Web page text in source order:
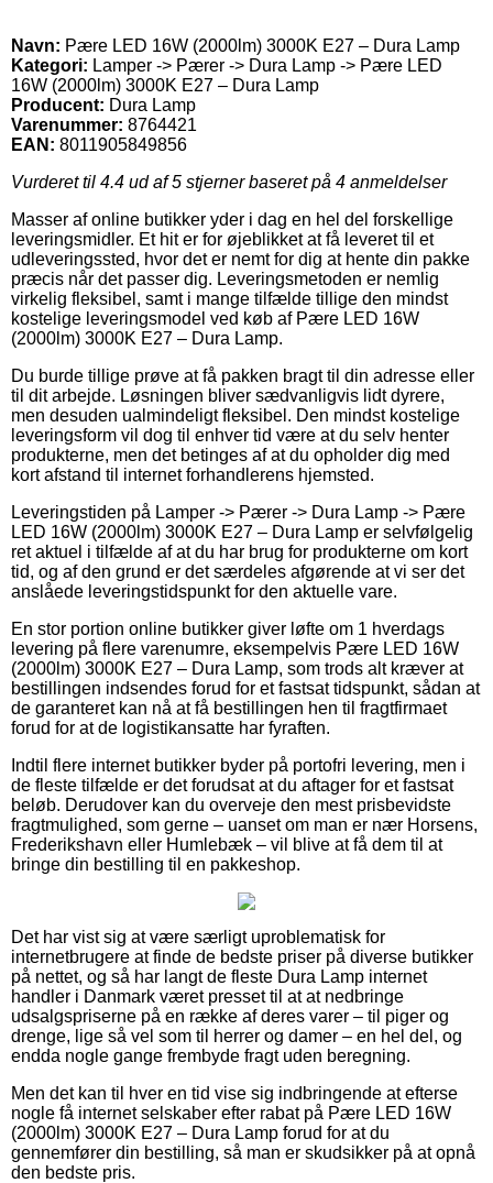
Navn: Pære LED 16W (2000lm) 3000K E27 – Dura Lamp
Kategori: Lamper -> Pærer -> Dura Lamp -> Pære LED
16W (2000lm) 3000K E27 – Dura Lamp
Producent: Dura Lamp
Varenummer: 8764421
EAN: 8011905849856
Vurderet til 4.4 ud af 5 stjerner baseret på 4 anmeldelser
Masser af online butikker yder i dag en hel del forskellige
leveringsmidler. Et hit er for øjeblikket at få leveret til et
udleveringssted, hvor det er nemt for dig at hente din pakke
præcis når det passer dig. Leveringsmetoden er nemlig
virkelig fleksibel, samt i mange tilfælde tillige den mindst
kostelige leveringsmodel ved køb af Pære LED 16W
(2000lm) 3000K E27 – Dura Lamp.
Du burde tillige prøve at få pakken bragt til din adresse eller
til dit arbejde. Løsningen bliver sædvanligvis lidt dyrere,
men desuden ualmindeligt fleksibel. Den mindst kostelige
leveringsform vil dog til enhver tid være at du selv henter
produkterne, men det betinges af at du opholder dig med
kort afstand til internet forhandlerens hjemsted.
Leveringstiden på Lamper -> Pærer -> Dura Lamp -> Pære
LED 16W (2000lm) 3000K E27 – Dura Lamp er selvfølgelig
ret aktuel i tilfælde af at du har brug for produkterne om kort
tid, og af den grund er det særdeles afgørende at vi ser det
anslåede leveringstidspunkt for den aktuelle vare.
En stor portion online butikker giver løfte om 1 hverdags
levering på flere varenumre, eksempelvis Pære LED 16W
(2000lm) 3000K E27 – Dura Lamp, som trods alt kræver at
bestillingen indsendes forud for et fastsat tidspunkt, sådan at
de garanteret kan nå at få bestillingen hen til fragtfirmaet
forud for at de logistikansatte har fyraften.
Indtil flere internet butikker byder på portofri levering, men i
de fleste tilfælde er det forudsat at du aftager for et fastsat
beløb. Derudover kan du overveje den mest prisbevidste
fragtmulighed, som gerne – uanset om man er nær Horsens,
Frederikshavn eller Humlebæk – vil blive at få dem til at
bringe din bestilling til en pakkeshop.
Det har vist sig at være særligt uproblematisk for
internetbrugere at finde de bedste priser på diverse butikker
på nettet, og så har langt de fleste Dura Lamp internet
handler i Danmark været presset til at at nedbringe
udsalgspriserne på en række af deres varer – til piger og
drenge, lige så vel som til herrer og damer – en hel del, og
endda nogle gange frembyde fragt uden beregning.
Men det kan til hver en tid vise sig indbringende at efterse
nogle få internet selskaber efter rabat på Pære LED 16W
(2000lm) 3000K E27 – Dura Lamp forud for at du
gennemfører din bestilling, så man er skudsikker på at opnå
den bedste pris.